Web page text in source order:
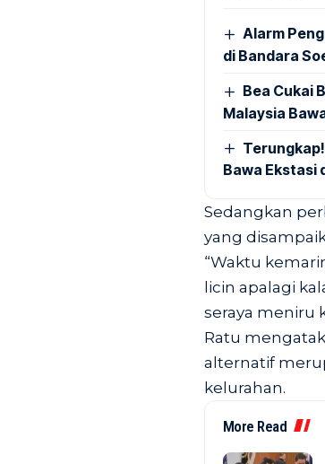
Alarm
di Bandara
Bea Cukai
Malaysia
Bawa Ekstasi
Sedangkan
yang
“Waktu
licin apalagi
seraya meniru
Ratu
alternatif
kelurahan.
More Read